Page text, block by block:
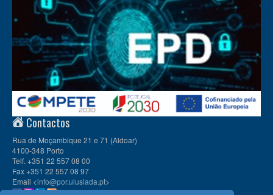
Contactos
Rua de Moçambique 21 e 71 (Aldoar)
4100-348 Porto
Telf. +351 22 557 08 00
Fax +351 22 557 08 97
Email <info@por.ulusiada.pt>